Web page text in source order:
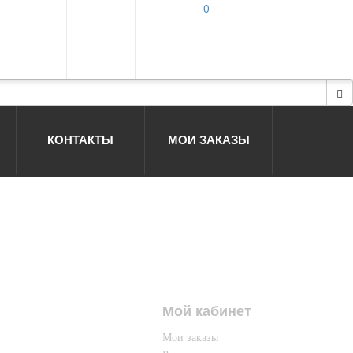
0
КОНТАКТЫ МОИ ЗАКАЗЫ
Мой кабинет
Мои заказы